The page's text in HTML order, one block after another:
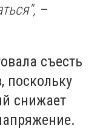
–
съесть
поскольку
снижает